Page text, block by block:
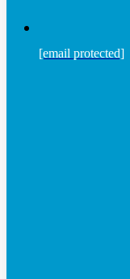
[email protected]